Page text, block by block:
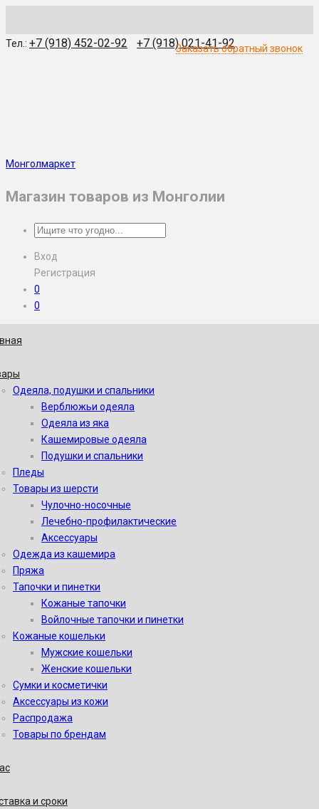
Тел.: +7 (918) 452-02-92 +7 (918) 021-41-92
Заказать обратный звонок
Монголмаркет
Магазин товаров из Монголии
Вход
Регистрация
0
0
Одеяла, подушки и спальники
Верблюжьи одеяла
Одеяла из яка
Кашемировые одеяла
Подушки и спальники
Пледы
Товары из шерсти
Чулочно-носочные
Лечебно-профилактические
Аксессуары
Одежда из кашемира
Пряжа
Тапочки и пинетки
Кожаные тапочки
Войлочные тапочки и пинетки
Кожаные кошельки
Мужские кошельки
Женские кошельки
Сумки и косметички
Аксессуары из кожи
Распродажа
Товары по брендам
и сроки